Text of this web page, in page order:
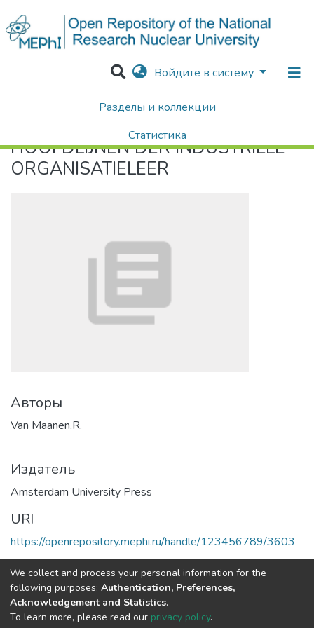
Войдите в систему
Разделы и коллекции
Статистика
Поиск
HOOFDLIJNEN DER INDUSTRIËLE ORGANISATIELEER
HOOFDLIJNEN DER INDUSTRIËLE
ORGANISATIELEER
Авторы
Van Maanen,R.
Издатель
Amsterdam University Press
URI
https://openrepository.mephi.ru/handle/123456789/3603
Коллекции
Полная страница элемента
We collect and process your personal information for the
following purposes: Authentication, Preferences,
Acknowledgement and Statistics.
To learn more, please read our privacy policy.